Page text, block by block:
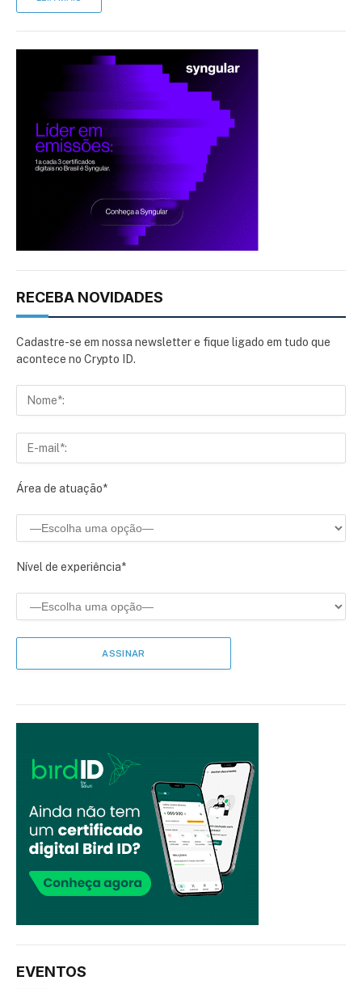
RECEBA NOVIDADES
Cadastre-se em nossa newsletter e fique ligado em tudo que
acontece no Crypto ID.
Área de atuação*
Nível de experiência*
EVENTOS